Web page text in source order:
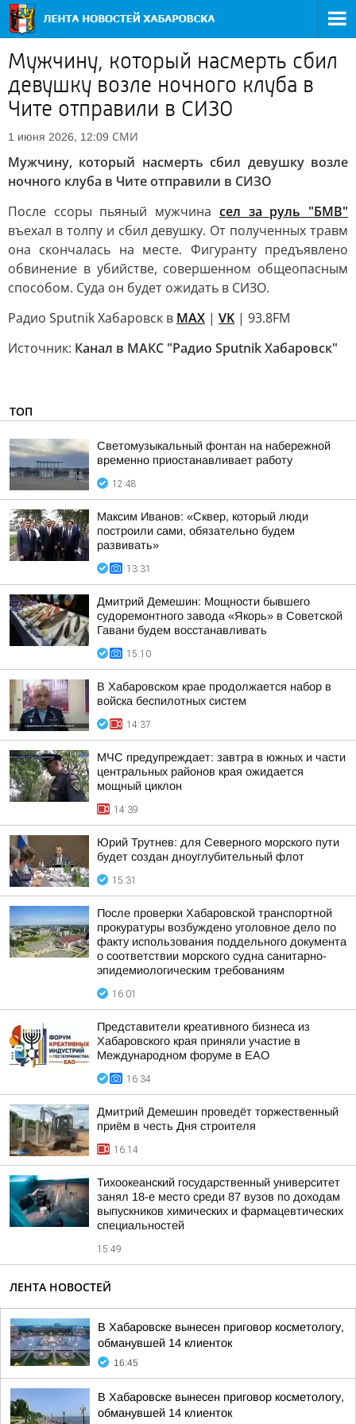
Мужчину, который насмерть сбил
девушку возле ночного клуба в
Чите отправили в СИЗО
1 июня 2026, 12:09 СМИ
Мужчину, который насмерть сбил девушку возле
ночного клуба в Чите отправили в СИЗО
После ссоры пьяный мужчина сел за руль "БМВ"
въехал в толпу и сбил девушку. От полученных травм
она скончалась на месте. Фигуранту предъявлено
обвинение в убийстве, совершенном общеопасным
способом. Суда он будет ожидать в СИЗО.
Радио Sputnik Хабаровск в MAX | VK | 93.8FM
Источник: Канал в МАКС "Радио Sputnik Хабаровск"
ТОП
Светомузыкальный фонтан на набережной
временно приостанавливает работу
12:48
Максим Иванов: «Сквер, который люди
построили сами, обязательно будем
развивать»
13:31
Дмитрий Демешин: Мощности бывшего
судоремонтного завода «Якорь» в Советской
Гавани будем восстанавливать
15:10
В Хабаровском крае продолжается набор в
войска беспилотных систем
14:37
МЧС предупреждает: завтра в южных и части
центральных районов края ожидается
мощный циклон
14:39
Юрий Трутнев: для Северного морского пути
будет создан дноуглубительный флот
15:31
После проверки Хабаровской транспортной
прокуратуры возбуждено уголовное дело по
факту использования поддельного документа
о соответствии морского судна санитарно-
эпидемиологическим требованиям
16:01
Представители креативного бизнеса из
Хабаровского края приняли участие в
Международном форуме в ЕАО
16:34
Дмитрий Демешин проведёт торжественный
приём в честь Дня строителя
16:14
Тихоокеанский государственный университет
занял 18-е место среди 87 вузов по доходам
выпускников химических и фармацевтических
специальностей
15:49
ЛЕНТА НОВОСТЕЙ
В Хабаровске вынесен приговор косметологу,
обманувшей 14 клиенток
16:45
В Хабаровске вынесен приговор косметологу,
обманувшей 14 клиенток